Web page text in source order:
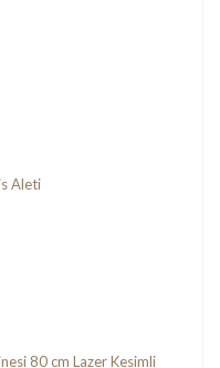
Aleti
80 cm Lazer Kesimli